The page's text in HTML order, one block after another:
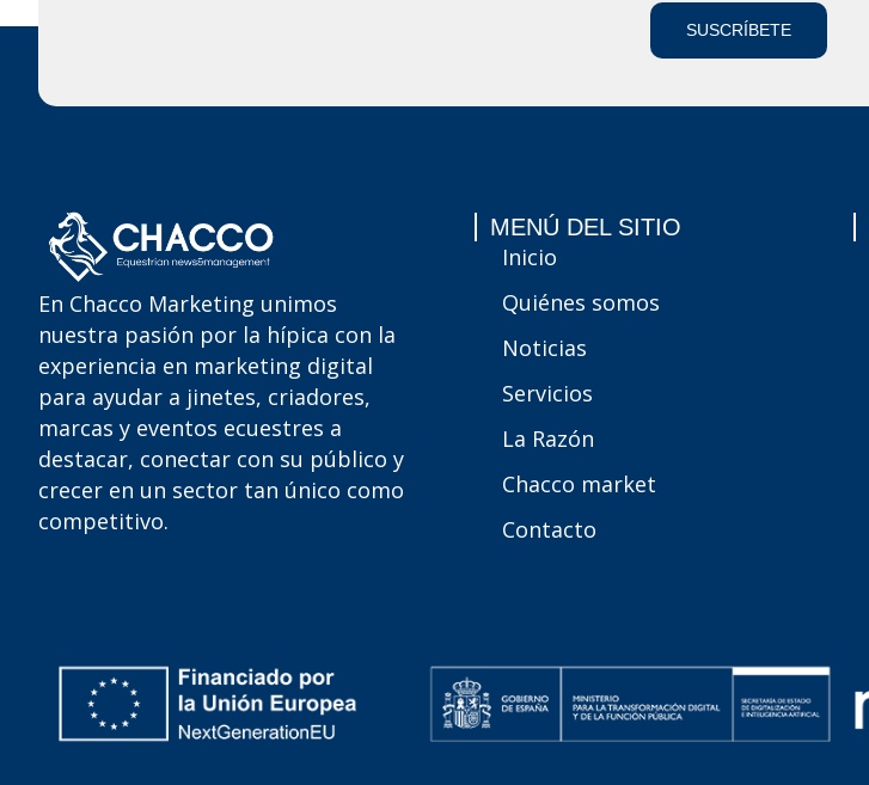
SUSCRÍBETE
En Chacco Marketing unimos
nuestra pasión por la hípica con la
experiencia en marketing digital
para ayudar a jinetes, criadores,
marcas y eventos ecuestres a
destacar, conectar con su público y
crecer en un sector tan único como
competitivo.
MENÚ DEL SITIO
Inicio
Quiénes somos
Noticias
Servicios
La Razón
Chacco market
Contacto